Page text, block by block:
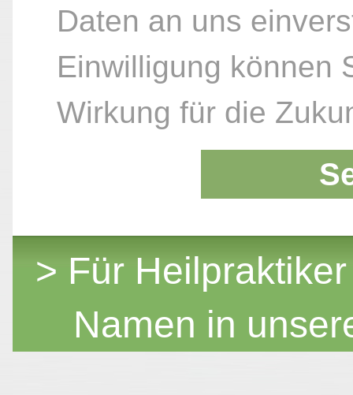
Daten an uns
Einwilligung können
Wirkung für die
> Für
Namen in